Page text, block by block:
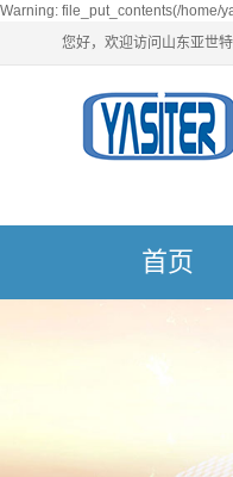
Warning: file_put_contents(/home/
您好，欢迎访问山东亚世
首页